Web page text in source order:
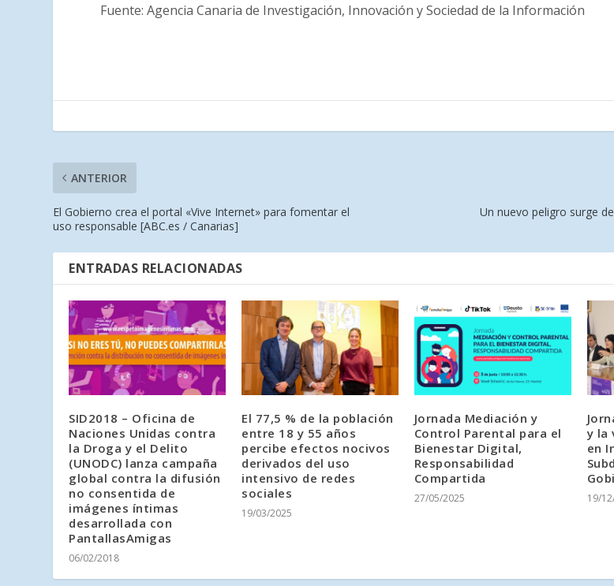
Fuente: Agencia Canaria de Investigación, Innovación y Sociedad de la Información
ANTERIOR
El Gobierno crea el portal «Vive Internet» para fomentar el
uso responsable [ABC.es / Canarias]
Un nuevo peligro surge
ENTRADAS RELACIONADAS
SID2018 – Oficina de
Naciones Unidas contra
la Droga y el Delito
(UNODC) lanza campaña
global contra la difusión
no consentida de
imágenes íntimas
desarrollada con
PantallasAmigas
06/02/2018
El 77,5 % de la población
entre 18 y 55 años
percibe efectos nocivos
derivados del uso
intensivo de redes
sociales
19/03/2025
Jornada Mediación y
Control Parental para el
Bienestar Digital,
Responsabilidad
Compartida
27/05/2025
y la
en
19/